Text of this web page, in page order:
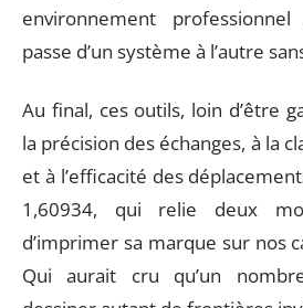
environnement
passe d’un système à l’autre
Au final, ces outils, loin d’être
la précision des échanges, à la
et à l’efficacité des
1,60934, qui relie deux
d’imprimer sa marque sur nos
Qui aurait cru qu’un